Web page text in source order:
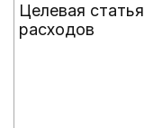
Целевая статья
расходов